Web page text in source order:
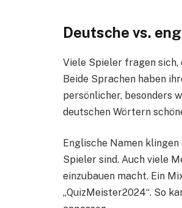
Deutsche vs.
Viele Spieler fragen sich,
Beide Sprachen haben
persönlicher, besonders
deutschen Wörtern
Englische Namen
Spieler sind. Auch viele
einzubauen macht. Ein
„QuizMeister2024“. So